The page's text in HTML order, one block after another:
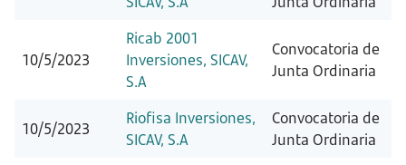
10/5/2023
Ricab 2001
Inversiones, SICAV,
S.A
Convocatoria de
Junta Ordinaria
10/5/2023
Riofisa Inversiones,
SICAV, S.A
Convocatoria de
Junta Ordinaria